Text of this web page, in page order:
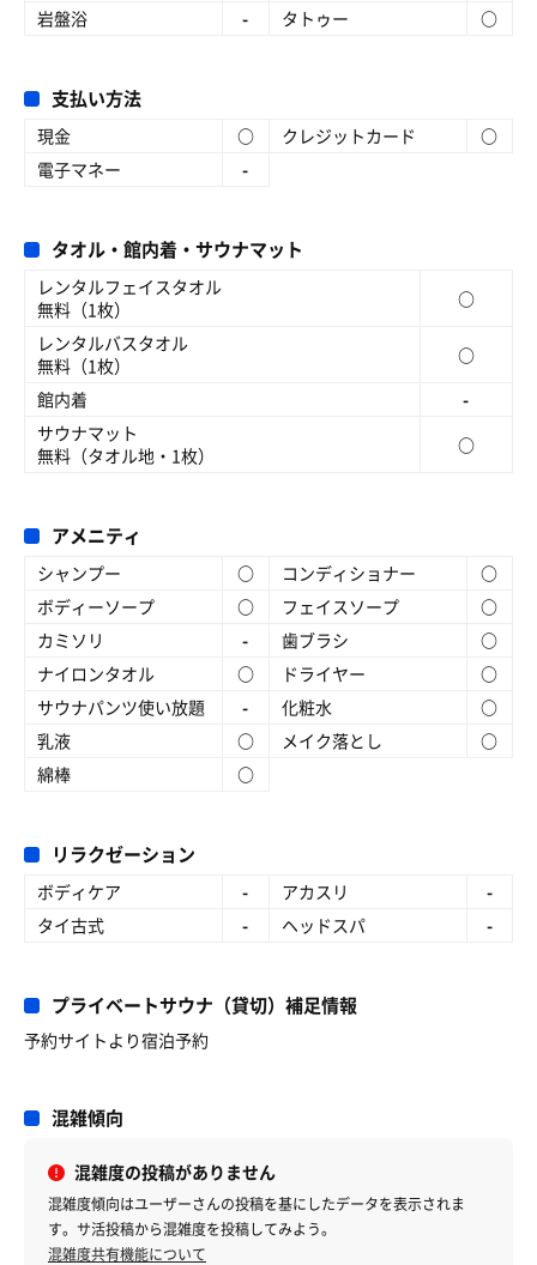
岩盤浴
- タトゥー ○
支払い方法
現金 ○ クレジットカード
○
電子マネー
-
タオル・館内着・サウナマット
レンタルフェイスタオル
無料（1枚）
○
レンタルバスタオル
無料（1枚）
○
館内着
-
サウナマット
無料（タオル地・1枚）
○
アメニティ
シャンプー ○ コンディショナー
○
ボディーソープ
○ フェイスソープ
○
カミソリ
- 歯ブラシ
○
ナイロンタオル
○ ドライヤー
○
サウナパンツ使い放題
- 化粧水
○
乳液
○ メイク落とし
○
綿棒
○
リラクゼーション
ボディケア - アカスリ
-
タイ古式
- ヘッドスパ -
プライベートサウナ（貸切）補足情報
予約サイトより宿泊予約
混雑傾向
混雑度の投稿がありません
混雑度傾向はユーザーさんの投稿を基にしたデータを表示されま
す。サ活投稿から混雑度を投稿してみよう。
混雑度共有機能について